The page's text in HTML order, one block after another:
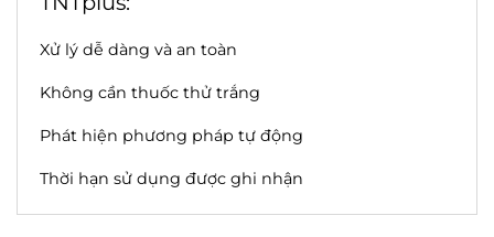
Xử lý dễ dàng và an toàn
Không cần thuốc thử trắng
Phát hiện phương pháp tự động
Thời hạn sử dụng được ghi nhận